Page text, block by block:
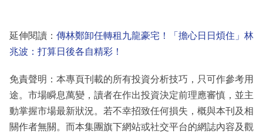
延伸閱讀： 傳林鄭卸任轉租九龍豪宅！「擔心日日煩住」林
兆波：打算日後各自精彩！
免責聲明：本專頁刊載的所有投資分析技巧，只可作參考用
途。市場瞬息萬變，讀者在作出投資決定前理應審慎，並主
動掌握市場最新狀況。若不幸招致任何損失，概與本刊及相
關作者無關。而本集團旗下網站或社交平台的網誌內容及觀